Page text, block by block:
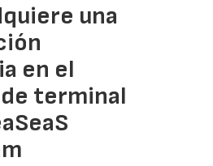
una
en el
terminal